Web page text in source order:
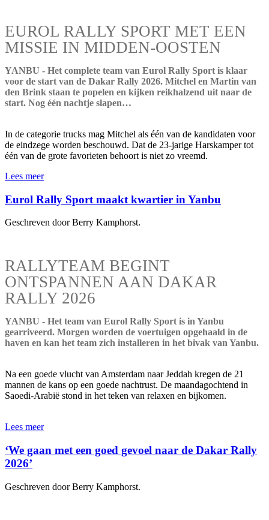
EUROL RALLY SPORT MET EEN
MISSIE IN MIDDEN-OOSTEN
YANBU - Het complete team van Eurol Rally Sport is klaar
voor de start van de Dakar Rally 2026. Mitchel en Martin van
den Brink staan te popelen en kijken reikhalzend uit naar de
start. Nog één nachtje slapen…
In de categorie trucks mag Mitchel als één van de kandidaten voor
de eindzege worden beschouwd. Dat de 23-jarige Harskamper tot
één van de grote favorieten behoort is niet zo vreemd.
Lees meer
Eurol Rally Sport maakt kwartier in Yanbu
Geschreven door Berry Kamphorst.
RALLYTEAM BEGINT
ONTSPANNEN AAN DAKAR
RALLY 2026
YANBU - Het team van Eurol Rally Sport is in Yanbu
gearriveerd. Morgen worden de voertuigen opgehaald in de
haven en kan het team zich installeren in het bivak van Yanbu.
Na een goede vlucht van Amsterdam naar Jeddah kregen de 21
mannen de kans op een goede nachtrust. De maandagochtend in
Saoedi-Arabië stond in het teken van relaxen en bijkomen.
Lees meer
‘We gaan met een goed gevoel naar de Dakar Rally
2026’
Geschreven door Berry Kamphorst.